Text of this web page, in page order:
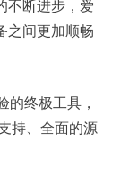
不断进步，爱
之间更加顺畅
终极工具，
持、全面的源